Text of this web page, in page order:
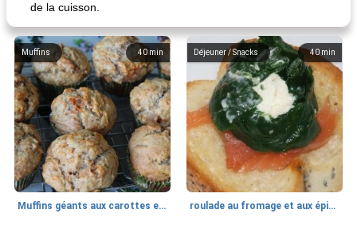
de la cuisson.
40 min
Muffins
Muffins géants aux carottes et à la banane de Nif
40 min
Déjeuner / Snacks
roulade au fromage et aux épinards